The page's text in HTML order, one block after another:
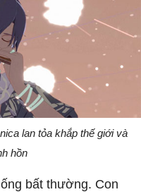
lan tỏa khắp thế giới và
hồn
bất thường. Con